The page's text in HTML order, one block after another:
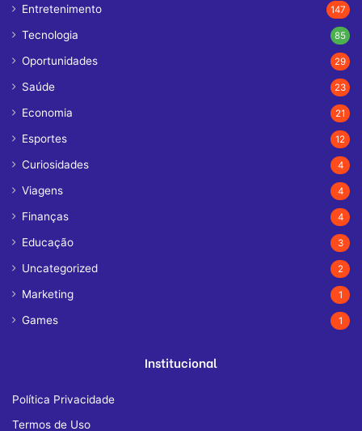
Entretenimento 147
Tecnologia 85
Oportunidades 29
Saúde 23
Economia 21
Esportes 12
Curiosidades 4
Viagens 4
Finanças 4
Educação 3
Uncategorized 2
Marketing 1
Games 1
Institucional
Política Privacidade
Termos de Uso